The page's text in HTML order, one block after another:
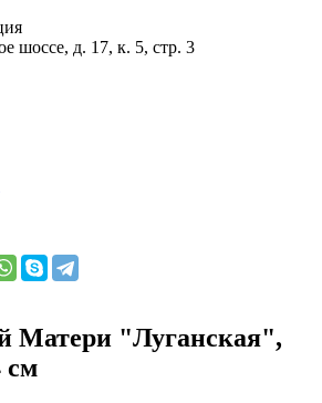
шоссе, д. 17, к. 5, стр. 3
Матери "Луганская",
см